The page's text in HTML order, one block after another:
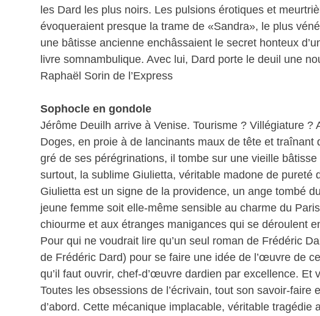
les Dard les plus noirs. Les pulsions érotiques et
évoqueraient presque la trame de «Sandra», le plus
une bâtisse ancienne enchâssaient le secret honteux
livre somnambulique. Avec lui, Dard porte le deuil une
Raphaël Sorin de l’Express
Sophocle en gondole
Jérôme Deuilh arrive à Venise. Tourisme ? Villégiature
Doges, en proie à de lancinants maux de tête et
gré de ses pérégrinations, il tombe sur une vieille
surtout, la sublime Giulietta, véritable madone de pureté
Giulietta est un signe de la providence, un ange tombé
jeune femme soit elle-même sensible au charme du
chiourme et aux étranges manigances qui se déroulent
Pour qui ne voudrait lire qu’un seul roman de Frédéric
de Frédéric Dard) pour se faire une idée de l’œuvre de
qu’il faut ouvrir, chef-d’œuvre dardien par excellence. Et
Toutes les obsessions de l’écrivain, tout son savoir-
d’abord. Cette mécanique implacable, véritable